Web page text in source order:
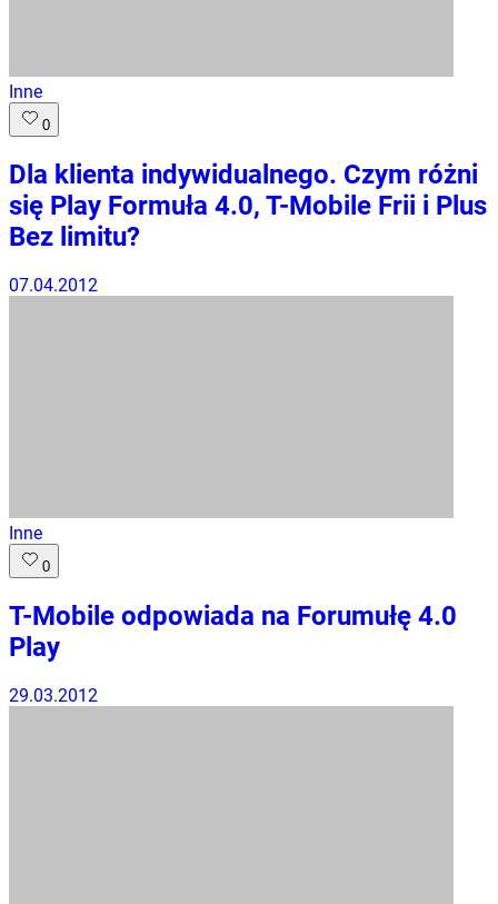
Inne
0
Dla klienta indywidualnego. Czym różni
się Play Formuła 4.0, T-Mobile Frii i Plus
Bez limitu?
07.04.2012
Inne
0
T-Mobile odpowiada na Forumułę 4.0
Play
29.03.2012